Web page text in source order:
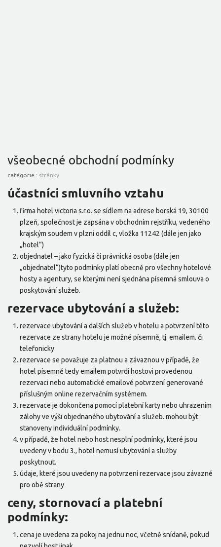
všeobecné obchodní podmínky
catégorie : stránky
účastníci smluvního vztahu
firma hotel victoria s.r.o. se sídlem na adrese borská 19, 30100
plzeň, společnost je zapsána v obchodním rejstříku, vedeného
krajským soudem v plzni oddíl c, vložka 11242 (dále jen jako
„hotel“)
objednatel – jako fyzická či právnická osoba (dále jen
„objednatel“)tyto podmínky platí obecně pro všechny hotelové
hosty a agentury, se kterými není sjednána písemná smlouva o
poskytování služeb.
rezervace ubytování a služeb:
rezervace ubytování a dalších služeb v hotelu a potvrzení této
rezervace ze strany hotelu je možné písemně, tj. emailem. či
telefonicky
rezervace se považuje za platnou a závaznou v případě, že
hotel písemně tedy emailem potvrdí hostovi provedenou
rezervaci nebo automatické emailové potvrzení generované
příslušným online rezervačním systémem.
rezervace je dokončena pomocí platební karty nebo uhrazením
zálohy ve výši objednaného ubytování a služeb. mohou být
stanoveny individuální podmínky.
v případě, že hotel nebo host nesplní podmínky, které jsou
uvedeny v bodu 3., hotel nemusí ubytování a služby
poskytnout.
údaje, které jsou uvedeny na potvrzení rezervace jsou závazné
pro obě strany
ceny, stornovací a platební
podmínky:
cena je uvedena za pokoj na jednu noc, včetně snídaně, pokud